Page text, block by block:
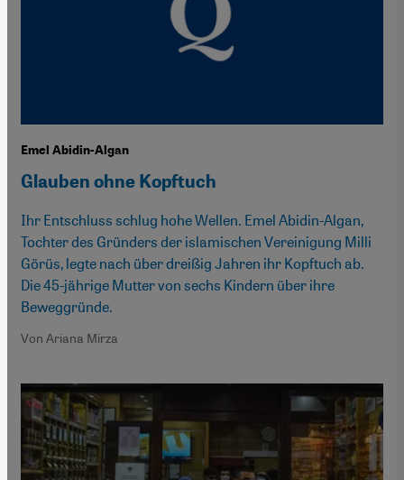
Emel Abidin-Algan
Glauben ohne Kopftuch
Ihr Entschluss schlug hohe Wellen. Emel Abidin-Algan,
Tochter des Gründers der islamischen Vereinigung Milli
Görüs, legte nach über dreißig Jahren ihr Kopftuch ab.
Die 45-jährige Mutter von sechs Kindern über ihre
Beweggründe.
Von Ariana Mirza